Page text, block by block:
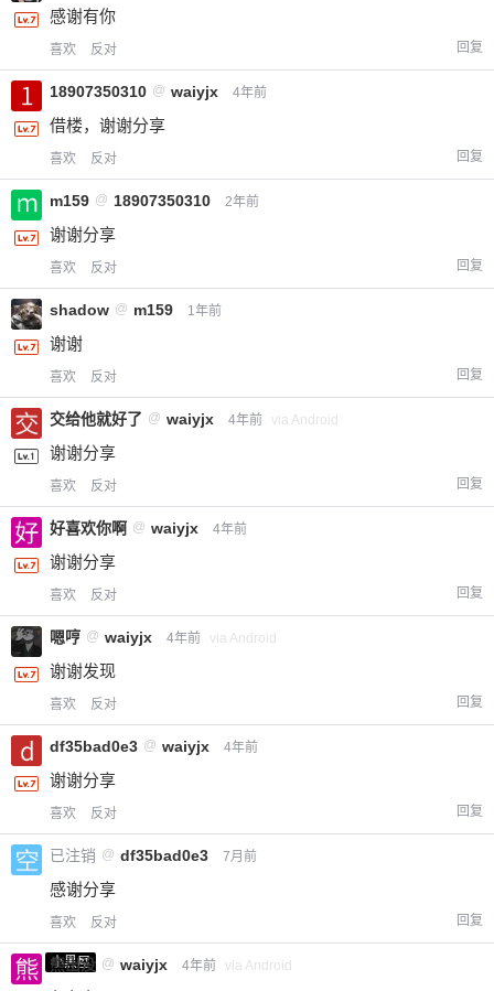
¥
感谢有你
喜欢 反对 回复
18907350310 @ waiyjx 4年前
借楼，谢谢分享
喜欢 反对 回复
m159 @ 18907350310 2年前
谢谢分享
喜欢 反对 回复
shadow @ m159 1年前
谢谢
喜欢 反对 回复
交给他就好了 @ waiyjx 4年前 via Android
谢谢分享
喜欢 反对 回复
好喜欢你啊 @ waiyjx 4年前
谢谢分享
喜欢 反对 回复
嗯哼 @ waiyjx 4年前 via Android
谢谢发现
喜欢 反对 回复
df35bad0e3 @ waiyjx 4年前
谢谢分享
喜欢 反对 回复
已注销 @ df35bad0e3 7月前
感谢分享
喜欢 反对 回复
小黑屋
熊出没 @ waiyjx 4年前 via Android